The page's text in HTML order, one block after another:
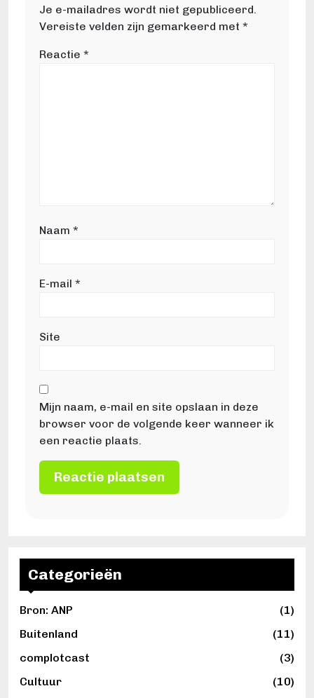
Categorieën
Bron: ANP
(1)
Buitenland
(11)
complotcast
(3)
Cultuur
(10)
Je e-mailadres wordt niet gepubliceerd.
Vereiste velden zijn gemarkeerd met *
Reactie *
Naam *
E-mail *
Site
Mijn naam, e-mail en site opslaan in deze
browser voor de volgende keer wanneer ik
een reactie plaats.